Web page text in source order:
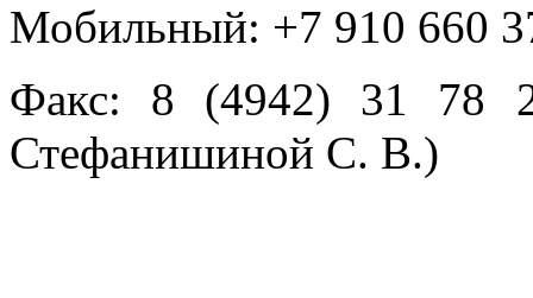
Мобильный: +7 910 660
Факс: 8 (4942) 31 78
Стефанишиной С. В.)